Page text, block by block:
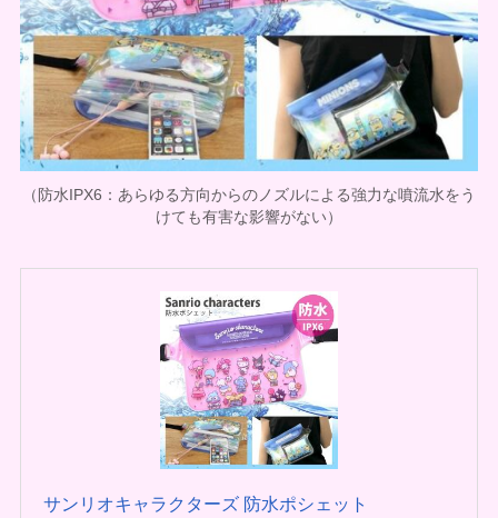
（防水IPX6：あらゆる方向からのノズルによる強力な噴流水をう
けても有害な影響がない）
サンリオキャラクターズ 防水ポシェット